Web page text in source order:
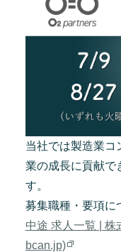
当社では製造業コ
業の成長に貢献で
す。
募集職種・要項に
中途 求人一覧 |
bcan.jp)